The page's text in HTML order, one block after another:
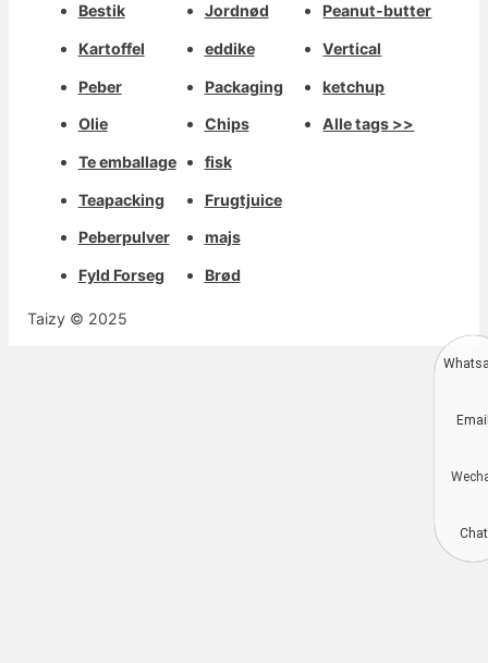
Bestik
Kartoffel
Peber
Olie
Te emballage
Teapacking
Peberpulver
Fyld Forseg
Jordnød
eddike
Packaging
Chips
fisk
Frugtjuice
majs
Brød
Peanut-butter
Vertical
ketchup
Alle tags >>
Taizy © 2025
Chat